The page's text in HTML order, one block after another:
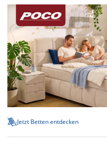
Jetzt Betten entdecken